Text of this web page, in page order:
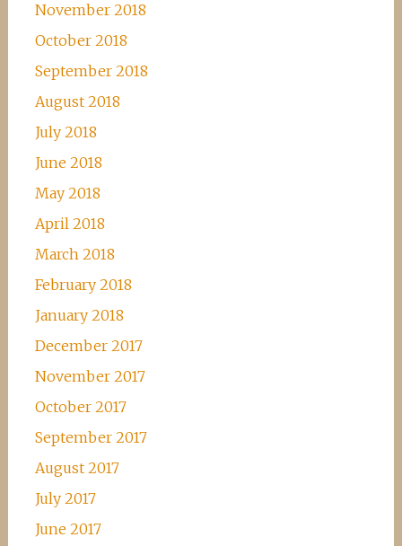
November 2018
October 2018
September 2018
August 2018
July 2018
June 2018
May 2018
April 2018
March 2018
February 2018
January 2018
December 2017
November 2017
October 2017
September 2017
August 2017
July 2017
June 2017